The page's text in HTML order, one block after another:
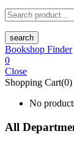
search
Bookshop Finder
0
Close
Shopping Cart(0)
No
All